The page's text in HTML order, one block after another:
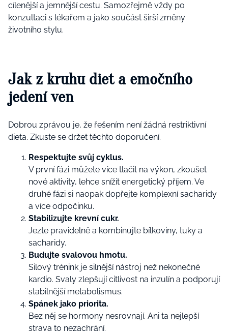
cílenější a jemnější cestu. Samozřejmě vždy po
konzultaci s lékařem a jako součást širší změny
životního stylu.
Jak z kruhu diet a emočního
jedení ven
Dobrou zprávou je, že řešením není žádná restriktivní
dieta. Zkuste se držet těchto doporučení.
Respektujte svůj cyklus.
V první fázi můžete více tlačit na výkon, zkoušet
nové aktivity, lehce snížit energetický příjem. Ve
druhé fázi si naopak dopřejte komplexní sacharidy
a více odpočinku.
Stabilizujte krevní cukr.
Jezte pravidelně a kombinujte bílkoviny, tuky a
sacharidy.
Budujte svalovou hmotu.
Silový trénink je silnější nástroj než nekonečné
kardio. Svaly zlepšují citlivost na inzulín a podporují
stabilnější metabolismus.
Spánek jako priorita.
Bez něj se hormony nesrovnají. Ani ta nejlepší
strava to nezachrání.